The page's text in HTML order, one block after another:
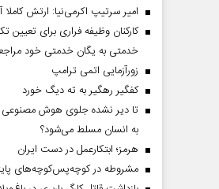
امیر سرتیپ اکرمی‌نیا: ارتش کاملا
کارکنان وظیفه فراری برای
خدمتی به یگان خدمتی خود
زورآزمایی اتمی ترامپ
کفگیر رهگیر به ته دیگ خورد
به انسان مسلط می‌شود؟
هرمز؛ ابتکارعمل در دست ایران
مشروطه در کوچه‌پس‌کوچه‌های